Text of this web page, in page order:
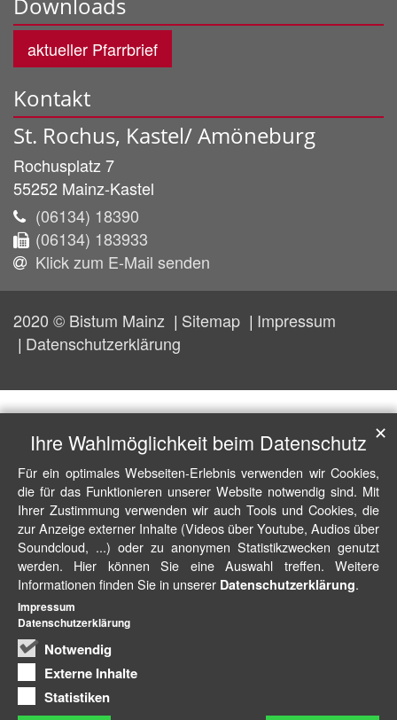
Downloads
aktueller Pfarrbrief
Kontakt
St. Rochus, Kastel/ Amöneburg
Rochusplatz 7
55252 Mainz-Kastel
(06134) 18390
(06134) 183933
Klick zum E-Mail senden
2020 © Bistum Mainz Sitemap
Impressum
Datenschutzerklärung
Ihre Wahlmöglichkeit beim Datenschutz
Für ein optimales Webseiten-Erlebnis verwenden wir Cookies,
die für das Funktionieren unserer Website notwendig sind. Mit
Ihrer Zustimmung verwenden wir auch Tools und Cookies, die
zur Anzeige externer Inhalte (Videos über Youtube, Audios über
Soundcloud, ...) oder zu anonymen Statistikzwecken genutzt
werden. Hier können Sie eine Auswahl treffen. Weitere
Informationen finden Sie in unserer Datenschutzerklärung.
Notwendig
Externe Inhalte
Statistiken
✕
Impressum
Datenschutzerklärung